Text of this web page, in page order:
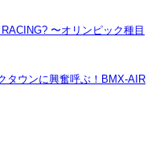
〜オリンピック種目
タウンに興奮呼ぶ！BMX-AIR